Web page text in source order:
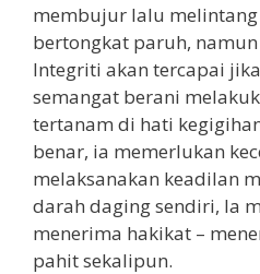
membujur lalu
bertongkat paruh,
Integriti akan tercapai
semangat berani
tertanam di hati
benar, ia memerlukan
melaksanakan keadilan
darah daging sendiri, Ia
menerima hakikat –
pahit sekalipun.